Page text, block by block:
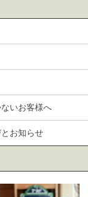
いお客様へ
お知らせ